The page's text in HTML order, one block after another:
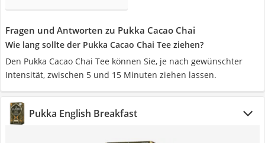
Fragen und Antworten zu Pukka Cacao Chai
Wie lang sollte der Pukka Cacao Chai Tee ziehen?
Den Pukka Cacao Chai Tee können Sie, je nach gewünschter
Intensität, zwischen 5 und 15 Minuten ziehen lassen.
Pukka English Breakfast